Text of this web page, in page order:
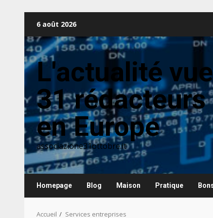
contenu
6 août 2026
L'actualité
31 rédacteurs
en Europe
associazione31ottobre.it
Homepage Blog Maison Pratique
Accueil Services entreprises